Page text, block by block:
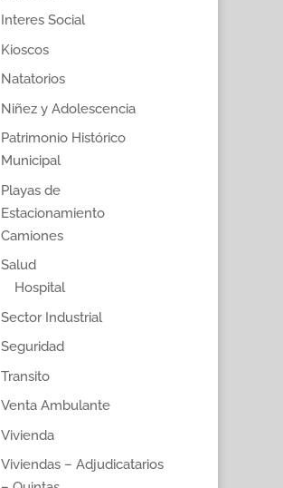
Interes Social
Kioscos
Natatorios
Niñez y Adolescencia
Patrimonio Histórico
Municipal
Playas de
Estacionamiento
Camiones
Salud
Hospital
Sector Industrial
Seguridad
Transito
Venta Ambulante
Vivienda
Viviendas – Adjudicatarios